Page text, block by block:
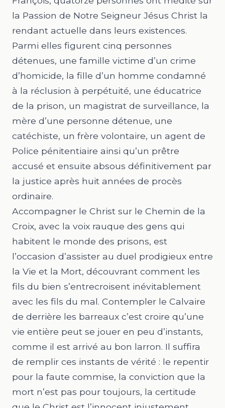
la Passion de Notre Seigneur Jésus Christ la
rendant actuelle dans leurs existences.
Parmi elles figurent cinq personnes
détenues, une famille victime d’un crime
d’homicide, la fille d’un homme condamné
à la réclusion à perpétuité, une éducatrice
de la prison, un magistrat de surveillance, la
mère d’une personne détenue, une
catéchiste, un frère volontaire, un agent de
Police pénitentiaire ainsi qu’un prêtre
accusé et ensuite absous définitivement par
la justice après huit années de procès
ordinaire.
Accompagner le Christ sur le Chemin de la
Croix, avec la voix rauque des gens qui
habitent le monde des prisons, est
l’occasion d’assister au duel prodigieux entre
la Vie et la Mort, découvrant comment les
fils du bien s’entrecroisent inévitablement
avec les fils du mal. Contempler le Calvaire
de derrière les barreaux c’est croire qu’une
vie entière peut se jouer en peu d’instants,
comme il est arrivé au bon larron. Il suffira
de remplir ces instants de vérité : le repentir
pour la faute commise, la conviction que la
mort n’est pas pour toujours, la certitude